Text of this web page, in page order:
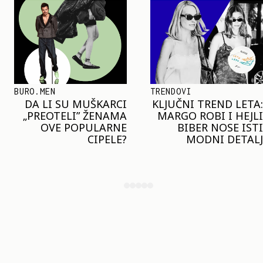
TRENDOVI
KLJUČNI TREND LETA:
MARGO ROBI I HEJLI
BIBER NOSE ISTI
MODNI DETALJ
SHOPPING
JOŠ JE RANO ZA JAKNE
– ALI U RESERVED JE
STIGAO MODEL KOJI
ĆE BITI VELIKI TREND